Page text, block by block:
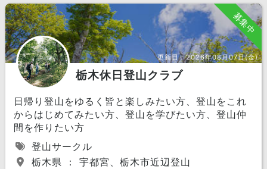
募集中
更新日：2026年08月07日(金)
栃木休日登山クラブ
日帰り登山をゆるく皆と楽しみたい方、登山をこれ
からはじめてみたい方、登山を学びたい方、登山仲
間を作りたい方
登山サークル
栃木県 ： 宇都宮、栃木市近辺登山